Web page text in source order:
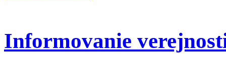
Informovanie